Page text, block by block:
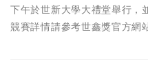
下午於世新大學大禮堂舉行
競賽詳情請參考世鑫獎官方網